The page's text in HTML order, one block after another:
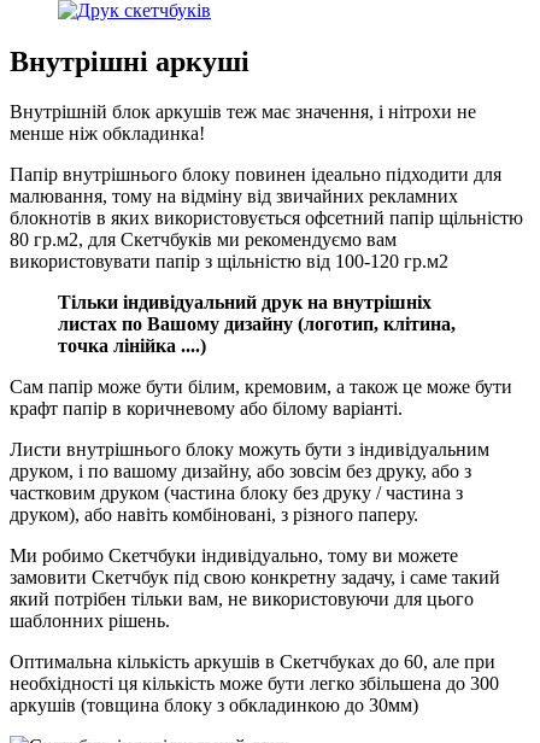
Внутрішні аркуші
Внутрішній блок аркушів теж має значення, і нітрохи не
менше ніж обкладинка!
Папір внутрішнього блоку повинен ідеально підходити для
малювання, тому на відміну від звичайних рекламних
блокнотів в яких використовується офсетний папір щільністю
80 гр.м2, для Скетчбуків ми рекомендуємо вам
використовувати папір з щільністю від 100-120 гр.м2
Тільки індивідуальний друк на внутрішніх
листах по Вашому дизайну (логотип, клітина,
точка лінійка ....)
Сам папір може бути білим, кремовим, а також це може бути
крафт папір в коричневому або білому варіанті.
Листи внутрішнього блоку можуть бути з індивідуальним
друком, і по вашому дизайну, або зовсім без друку, або з
частковим друком (частина блоку без друку / частина з
друком), або навіть комбіновані, з різного паперу.
Ми робимо Скетчбуки індивідуально, тому ви можете
замовити Скетчбук під свою конкретну задачу, і саме такий
який потрібен тільки вам, не використовуючи для цього
шаблонних рішень.
Оптимальна кількість аркушів в Скетчбуках до 60, але при
необхідності ця кількість може бути легко збільшена до 300
аркушів (товщина блоку з обкладинкою до 30мм)